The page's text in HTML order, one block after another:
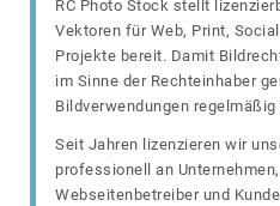
RC Photo Stock stellt
Vektoren für Web, Print,
Projekte bereit. Damit
im Sinne der Rechteinhaber
Bildverwendungen regelmäßig
Seit Jahren lizenzieren wir
professionell an
Webseitenbetreiber und